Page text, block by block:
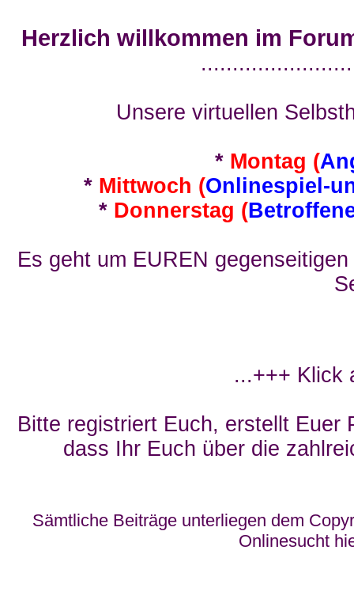
Herzlich willkommen im
Unsere virtuellen
* Montag (
* Mittwoch (Onlinespiel-
* Donnerstag (
Es geht um EUREN
...+++ Klick
Bitte registriert Euch, erstellt Euer
dass Ihr Euch über die
Sämtliche Beiträge unterliegen dem
Onlinesucht